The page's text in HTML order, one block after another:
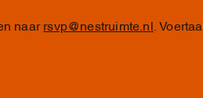
naar rsvp@nestruimte.nl .